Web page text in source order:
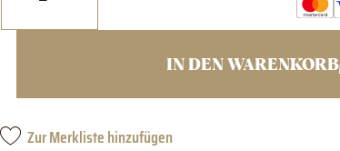
IN DEN WARENKORB
Zur Merkliste hinzufügen